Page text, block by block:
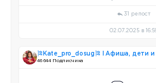
31 репост
02.07.2025 в
🎏Kate_pro_dosug🎏 I Афиша, дети и
46 644 Подписчика